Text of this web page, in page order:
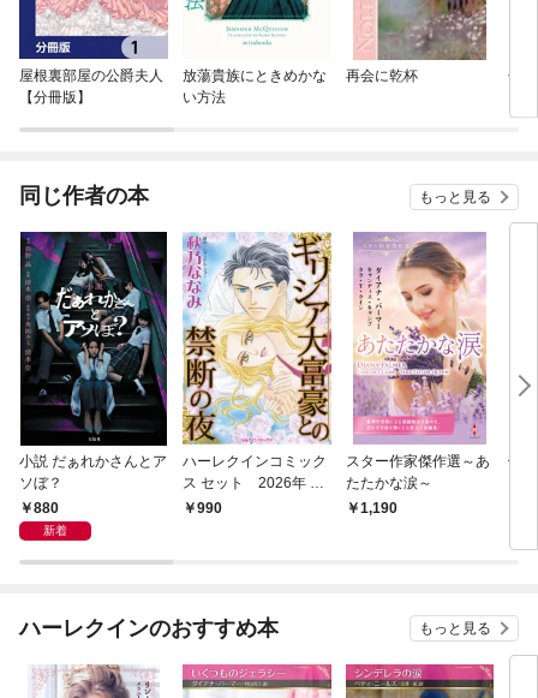
屋根裏部屋の公爵夫人
【分冊版】
放蕩貴族にときめかな
い方法
再会に乾杯 せ
同じ作者の本 もっと見る
小説 だぁれかさんとア
ソぼ？
880
新着
ハーレクインコミック
ス セット 2026年 vo
l.790
990
スター作家傑作選～あ
たたかな涙～
1,190
侍
ハーレクインのおすすめ本 もっと見る